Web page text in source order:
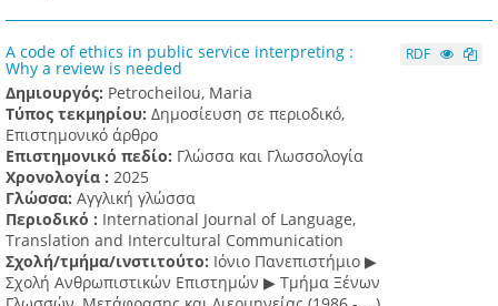
A code of ethics in public service interpreting :
Why a review is needed
Δημιουργός: Petrocheilou, Maria
Τύπος τεκμηρίου: Δημοσίευση σε περιοδικό,
Επιστημονικό άρθρο
Επιστημονικό πεδίο: Γλώσσα και Γλωσσολογία
Χρονολογία : 2025
Γλώσσα: Αγγλική γλώσσα
Περιοδικό : International Journal of Language,
Translation and Intercultural Communication
Σχολή/τμήμα/ινστιτούτο: Ιόνιο Πανεπιστήμιο ▶
Σχολή Ανθρωπιστικών Επιστημών ▶ Tμήμα Ξένων
RDF